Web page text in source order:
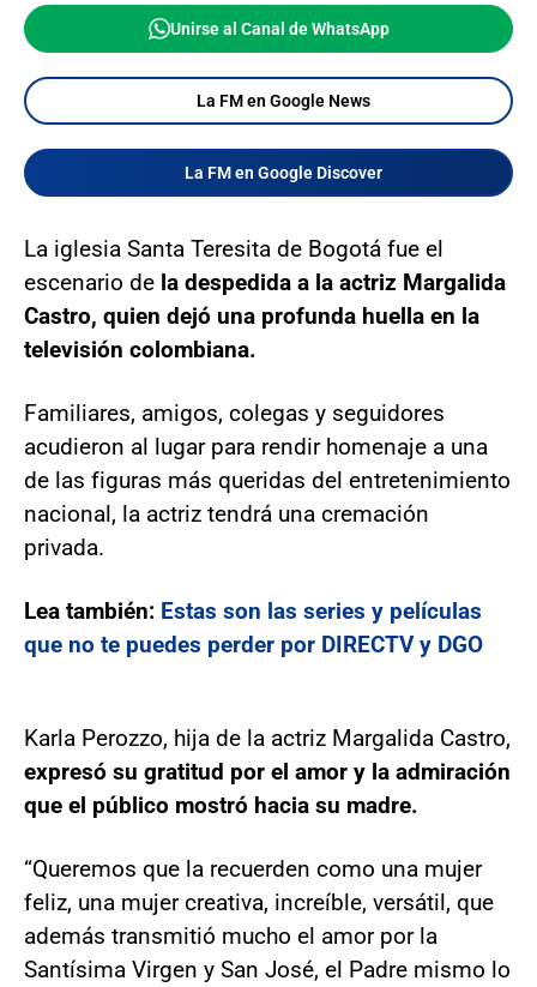
Unirse al Canal de WhatsApp
La FM en Google News
La FM en Google Discover
La iglesia Santa Teresita de Bogotá fue el
escenario de la despedida a la actriz Margalida
Castro, quien dejó una profunda huella en la
televisión colombiana.
Familiares, amigos, colegas y seguidores
acudieron al lugar para rendir homenaje a una
de las figuras más queridas del entretenimiento
nacional, la actriz tendrá una cremación
privada.
Lea también: Estas son las series y películas
que no te puedes perder por DIRECTV y DGO
Karla Perozzo, hija de la actriz Margalida Castro,
expresó su gratitud por el amor y la admiración
que el público mostró hacia su madre.
“Queremos que la recuerden como una mujer
feliz, una mujer creativa, increíble, versátil, que
además transmitió mucho el amor por la
Santísima Virgen y San José, el Padre mismo lo